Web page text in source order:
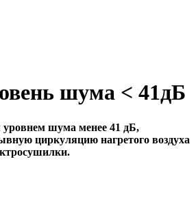
шума < 41дБ
уровнем шума менее 41 дБ,
циркуляцию нагретого воздуха